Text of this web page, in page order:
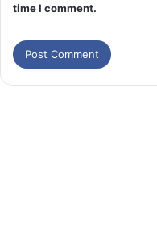
time I comment.